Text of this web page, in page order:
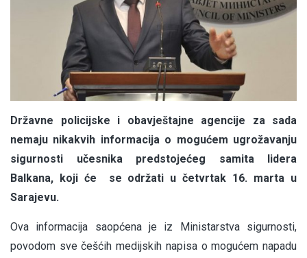
Državne policijske i obavještajne agencije za sada
nemaju nikakvih informacija o mogućem ugrožavanju
sigurnosti učesnika predstojećeg samita lidera
Balkana, koji će se održati u četvrtak 16. marta u
Sarajevu.
Ova informacija saopćena je iz Ministarstva sigurnosti,
povodom sve češćih medijskih napisa o mogućem napadu